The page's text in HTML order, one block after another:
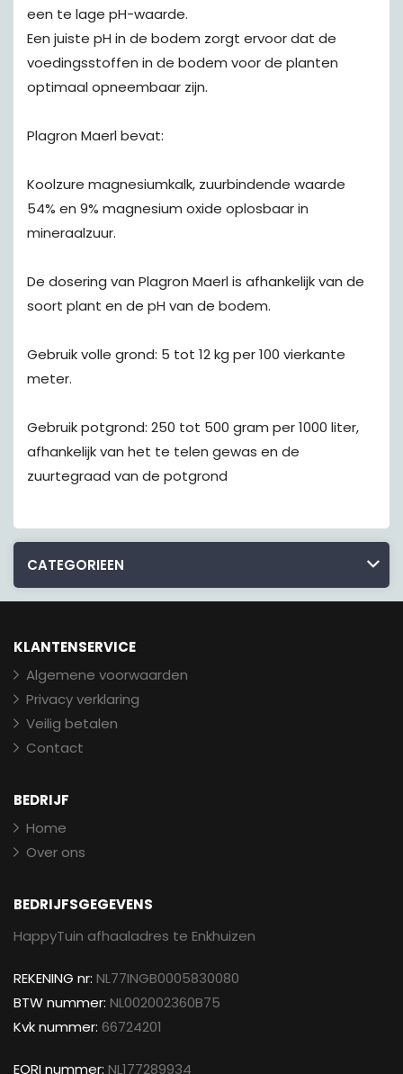
een te lage pH-waarde.
Een juiste pH in de bodem zorgt ervoor dat de
voedingsstoffen in de bodem voor de planten
optimaal opneembaar zijn.
Plagron Maerl bevat:
Koolzure magnesiumkalk, zuurbindende waarde
54% en 9% magnesium oxide oplosbaar in
mineraalzuur.
De dosering van Plagron Maerl is afhankelijk van de
soort plant en de pH van de bodem.
Gebruik volle grond: 5 tot 12 kg per 100 vierkante
meter.
Gebruik potgrond: 250 tot 500 gram per 1000 liter,
afhankelijk van het te telen gewas en de
zuurtegraad van de potgrond
CATEGORIEEN
KLANTENSERVICE
Algemene voorwaarden
Privacy verklaring
Veilig betalen
Contact
BEDRIJF
Home
Over ons
BEDRIJFSGEGEVENS
HappyTuin afhaaladres te Enkhuizen
REKENING nr: NL77INGB0005830080
BTW nummer: NL002002360B75
Kvk nummer: 66724201
EORI nummer: NL177289934